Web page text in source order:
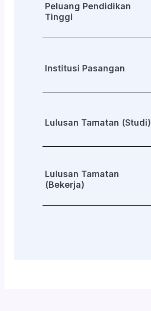
Peluang Pendidikan
Tinggi
Institusi Pasangan
Lulusan Tamatan (Studi)
Lulusan Tamatan
(Bekerja)